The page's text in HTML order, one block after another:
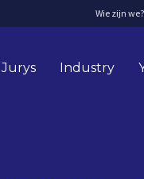
Wie zijn we?
Jurys Industry